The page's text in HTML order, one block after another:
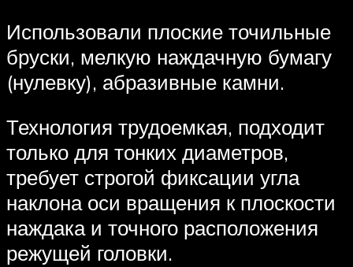
Использовали плоские точильные
бруски, мелкую наждачную бумагу
(нулевку), абразивные камни.
Технология трудоемкая, подходит
только для тонких диаметров,
требует строгой фиксации угла
наклона оси вращения к плоскости
наждака и точного расположения
режущей головки.